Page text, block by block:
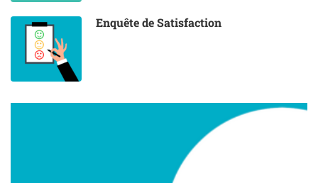
Enquête de Satisfaction